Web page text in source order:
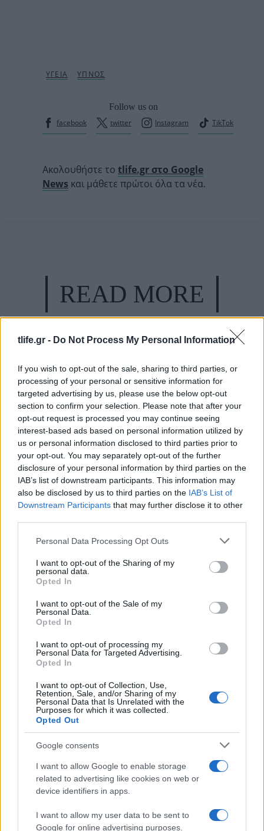
tlife.gr - Do Not Process My Personal Information
If you wish to opt-out of the sale, sharing to third parties, or
processing of your personal or sensitive information for
targeted advertising by us, please use the below opt-out
section to confirm your selection. Please note that after your
opt-out request is processed you may continue seeing
interest-based ads based on personal information utilized by
us or personal information disclosed to third parties prior to
your opt-out. You may separately opt-out of the further
disclosure of your personal information by third parties on the
IAB’s list of downstream participants. This information may
also be disclosed by us to third parties on the IAB’s List of
Downstream Participants that may further disclose it to other
Please note that this website/app uses one or more Google
not limited to your visit or usage behaviour. You may click to
grant or deny consent to Google and its third-party tags to
use your data for below specified purposes in below Google
consent section.
Personal Data Processing Opt Outs
I want to opt-out of the Sharing of my
personal data.
Opted In
I want to opt-out of the Sale of my
Personal Data.
Opted In
I want to opt-out of processing my
Personal Data for Targeted Advertising.
Opted In
I want to opt-out of Collection, Use,
Retention, Sale, and/or Sharing of my
Personal Data that Is Unrelated with the
Purposes for which it was collected.
Opted Out
Google consents
I want to allow Google to enable storage
related to advertising like cookies on web or
device identifiers in apps.
I want to allow my user data to be sent to
Google for online advertising purposes.
Follow us on
facebook
twitter Instagram TikTok
Ακολουθήστε το tlife.gr στο Google
News και μάθετε πρώτοι όλα τα νέα.
READ MORE
5 snacks που θα σε κρατήσουν χορτάτη στην
09.08.2026
Αμαλία Κωστοπούλου – Τζέικ Μέντγουελ: Ζουν
με σκάφος στην Ιταλία συνεχίζεται